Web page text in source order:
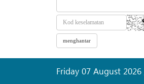
Friday 07 August 2026